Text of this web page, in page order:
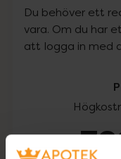
Du behöver ett
vara. Om du har
att logga in med